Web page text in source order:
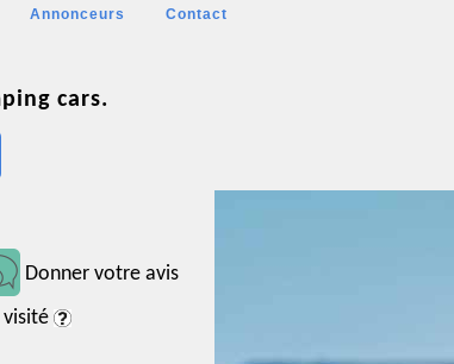
Annonceurs Contact
cars.
Donner votre avis